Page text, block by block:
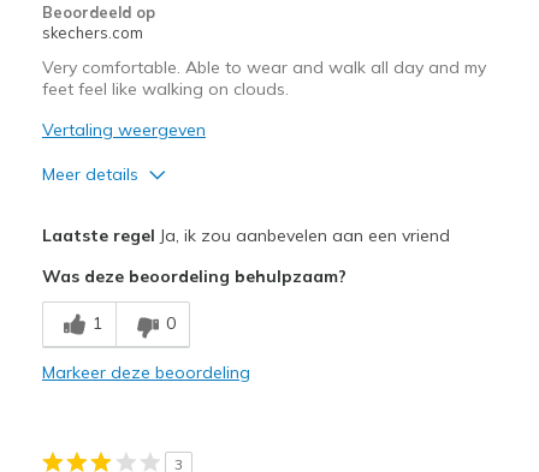
Beoordeeld op
skechers.com
Very comfortable. Able to wear and walk all day and my
feet feel like walking on clouds.
Vertaling weergeven
Meer details
Beste toepassingen
Casual Wear
Travel
Laatste regel Ja, ik zou aanbevelen aan een vriend
Was deze beoordeling behulpzaam?
1 0
Markeer deze beoordeling
3